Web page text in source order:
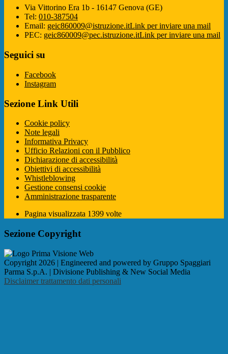
Via Vittorino Era 1b - 16147 Genova (GE)
Tel: 010-387504
Email: geic860009@istruzione.itLink per inviare una mail
PEC: geic860009@pec.istruzione.itLink per inviare una mail
Seguici su
Facebook
Instagram
Sezione Link Utili
Cookie policy
Note legali
Informativa Privacy
Ufficio Relazioni con il Pubblico
Dichiarazione di accessibilità
Obiettivi di accessibilità
Whistleblowing
Gestione consensi cookie
Amministrazione trasparente
Pagina visualizzata 1399 volte
Sezione Copyright
Copyright 2026 | Engineered and powered by Gruppo Spaggiari
Parma S.p.A. | Divisione Publishing & New Social Media
Disclaimer trattamento dati personali